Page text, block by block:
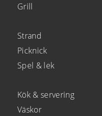
Grill
Strand
Picknick
Spel & lek
Kök & servering
Väskor